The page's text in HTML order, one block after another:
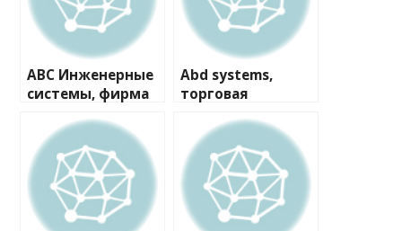
ABC Инженерные
системы, фирма
Abd systems,
торговая